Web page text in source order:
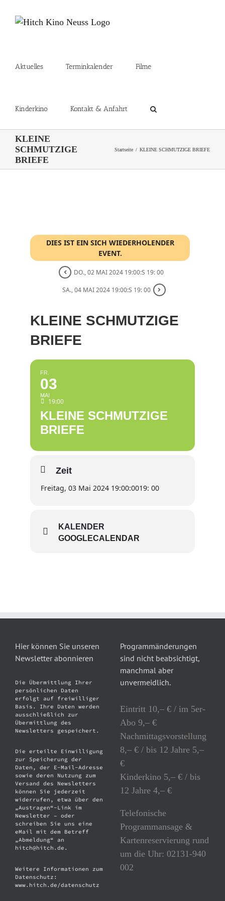
Inhalt
Aktuelles Terminkalender Filme
Kinderkino Kontakt & Anfahrt
KLEINE
SCHMUTZIGE
BRIEFE
Startseite KLEINE SCHMUTZIGE BRIEFE
DIES IST EIN SICH WIEDERHOLENDER
EVENT.
DO., 02 MAI 2024 19:00:S 19: 00
SA., 04 MAI 2024 19:00:S 19: 00
KLEINE SCHMUTZIGE
BRIEFE
FR.
03
MAI
19:00
KLEINE SCHMUTZIGE
BRIEFE
Zeit
Freitag, 03 Mai 2024 19:00:0019: 00
KALENDER
GOOGLECALENDAR
Hier können Sie unseren
Newsletter abonnieren
Die Übermittlung Ihrer
persönlichen Daten
erfolgt auf freiwilliger
Basis. Ihre Daten werden
ausschließlich zur
Übermittlung des
Newsletters gespeichert.
Die erteilte Einwilligung
zur Speicherung der
Daten, der E-Mail-Adresse
sowie deren Nutzung zum
Versand des Newsletters
können Sie jederzeit
widerrufen, etwa über den
„Austragen“-Link im
Newsletter – oder
schreiben Sie uns eine
eMail mit dem Betreff
„Abmeldung“ an
hitch@hitch.de.
Weitere Informationen zum
Datenschutz:
www.hitch.de/datenschutz
Programmänderungen
sind nicht beabsichtigt,
manchmal aber
unvermeidlich.
Eintritt 10,– € / im 5er-
Abo 9,– €
Nachmittagsvorstellung
8,– € / bis 12 Jahre 5,–
€
Kinderkino 5,– € / bis
12 Jahre 4,– €
Telefonische
Programmansage &
Kartenreservierung rund
um die Uhr: 02131-940
002